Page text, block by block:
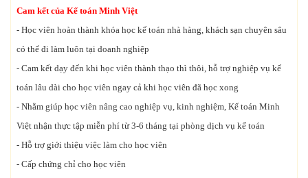
Cam kết của Kế toán Minh Việt
- Học viên hoàn thành khóa học kế toán nhà hàng, khách sạn chuyên sâu
có thể đi làm luôn tại doanh nghiệp
- Cam kết dạy đến khi học viên thành thạo thì thôi, hỗ trợ nghiệp vụ kế
toán lâu dài cho học viên ngay cả khi học viên đã học xong
- Nhằm giúp học viên nâng cao nghiệp vụ, kinh nghiệm, Kế toán Minh
Việt nhận thực tập miễn phí từ 3-6 tháng tại phòng dịch vụ kế toán
- Hỗ trợ giới thiệu việc làm cho học viên
- Cấp chứng chỉ cho học viên